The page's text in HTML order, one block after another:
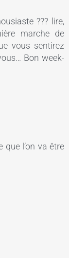
??? lire,
marche de
vous sentirez
Bon week-
l’on va être